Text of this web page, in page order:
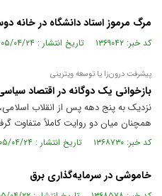
مرگ مرموز استاد دانشگاه در خانه
کد خبر: ۱۳۶۹۰۴۲ تاریخ انتشار : ۱۴۰۵/۰۴/۲۴
پیشرفت درون‌زا یا توسعه ویترینی
بازخوانی یک دوگانه در اقتصاد
نزدیک به پنج دهه پس از انقلاب
همچنان میان دو روایت کاملاً متفاوت
کد خبر: ۱۳۶۸۷۳۰ تاریخ انتشار : ۱۴۰۵/۰۴/۲۴
خاموشی در سرمایه‌گذاری برق